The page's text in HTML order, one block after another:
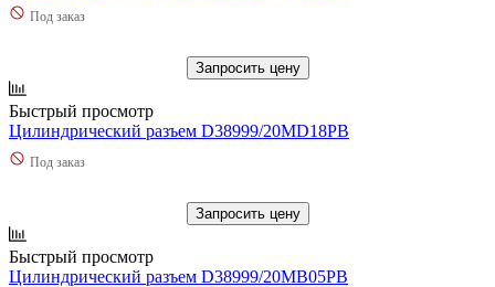
Под заказ
Запросить цену
Быстрый просмотр
Цилиндрический разъем D38999/20MD18PB
Под заказ
Запросить цену
Быстрый просмотр
Цилиндрический разъем D38999/20MB05PB